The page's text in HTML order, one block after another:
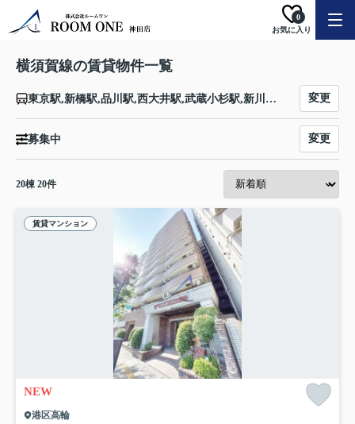
お気に入り
0
横須賀線の賃貸物件一覧
東京駅,新橋駅,品川駅,西大井駅,武蔵小杉駅,新川崎駅,横浜駅,保土ケ谷駅,東戸塚駅,戸塚駅,大船駅,北鎌倉駅,鎌倉駅,逗子駅,東逗子駅,田浦駅,横須賀駅,衣笠駅,久里浜駅 変更
募集中 変更
20棟 20件
賃貸マンション
NEW
港区高輪